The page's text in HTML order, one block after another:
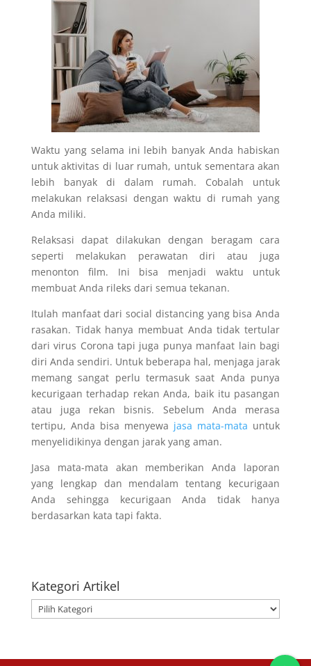
Waktu yang selama ini lebih banyak Anda habiskan
untuk aktivitas di luar rumah, untuk sementara akan
lebih banyak di dalam rumah. Cobalah untuk
melakukan relaksasi dengan waktu di rumah yang
Anda miliki.
Relaksasi dapat dilakukan dengan beragam cara
seperti melakukan perawatan diri atau juga
menonton film. Ini bisa menjadi waktu untuk
membuat Anda rileks dari semua tekanan.
Itulah manfaat dari social distancing yang bisa Anda
rasakan. Tidak hanya membuat Anda tidak tertular
dari virus Corona tapi juga punya manfaat lain bagi
diri Anda sendiri. Untuk beberapa hal, menjaga jarak
memang sangat perlu termasuk saat Anda punya
kecurigaan terhadap rekan Anda, baik itu pasangan
atau juga rekan bisnis. Sebelum Anda merasa
tertipu, Anda bisa menyewa jasa mata-mata untuk
menyelidikinya dengan jarak yang aman.
Jasa mata-mata akan memberikan Anda laporan
yang lengkap dan mendalam tentang kecurigaan
Anda sehingga kecurigaan Anda tidak hanya
berdasarkan kata tapi fakta.
Kategori Artikel
Kategori
Artikel